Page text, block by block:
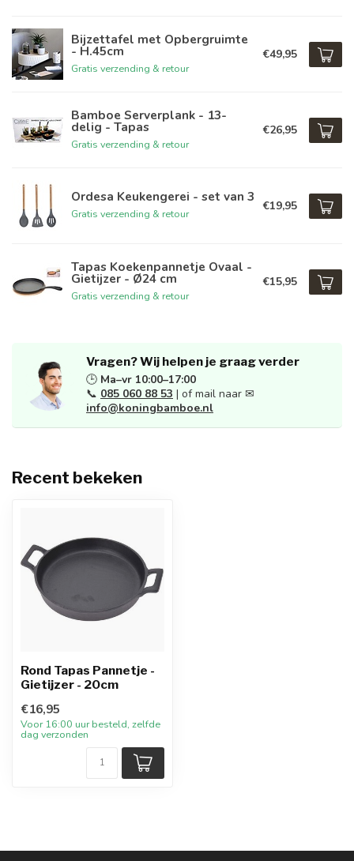
Bijzettafel met Opbergruimte
- H.45cm
Gratis verzending & retour
€49,95
Bamboe Serverplank - 13-
delig - Tapas
Gratis verzending & retour
€26,95
Ordesa Keukengerei - set van 3
Gratis verzending & retour
€19,95
Tapas Koekenpannetje Ovaal -
Gietijzer - Ø24 cm
Gratis verzending & retour
€15,95
Vragen? Wij helpen je graag verder
🕒 Ma–vr 10:00–17:00
📞 085 060 88 53 | of mail naar ✉
info@koningbamboe.nl
Recent bekeken
Rond Tapas Pannetje -
Gietijzer - 20cm
€16,95
Voor 16:00 uur besteld, zelfde
dag verzonden